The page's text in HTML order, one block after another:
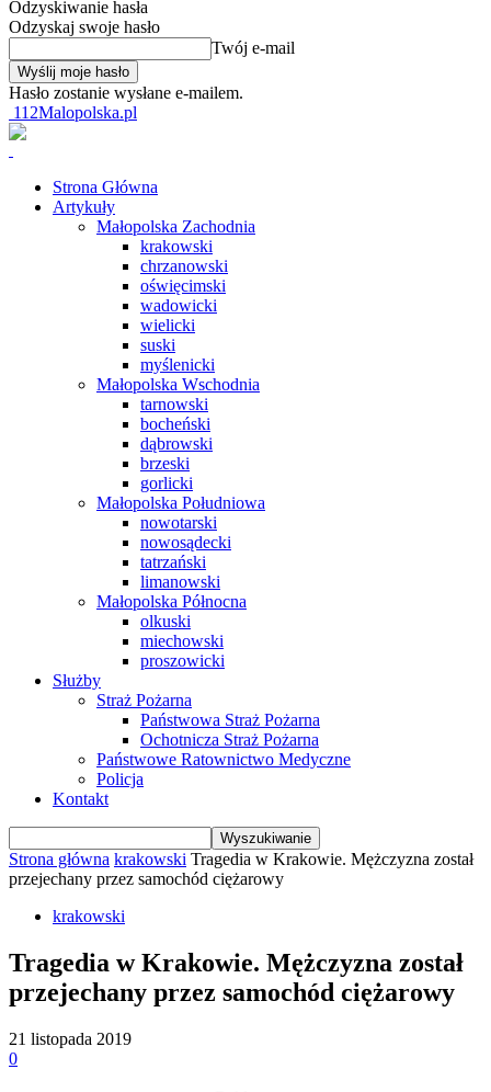
Odzyskiwanie hasła
Odzyskaj swoje hasło
Twój e-mail
Hasło zostanie wysłane e-mailem.
112Malopolska.pl
Strona Główna
Artykuły
Małopolska Zachodnia
krakowski
chrzanowski
oświęcimski
wadowicki
wielicki
suski
myślenicki
Małopolska Wschodnia
tarnowski
bocheński
dąbrowski
brzeski
gorlicki
Małopolska Południowa
nowotarski
nowosądecki
tatrzański
limanowski
Małopolska Północna
olkuski
miechowski
proszowicki
Służby
Straż Pożarna
Państwowa Straż Pożarna
Ochotnicza Straż Pożarna
Państwowe Ratownictwo Medyczne
Policja
Kontakt
Strona główna krakowski Tragedia w Krakowie. Mężczyzna został
przejechany przez samochód ciężarowy
krakowski
Tragedia w Krakowie. Mężczyzna został
przejechany przez samochód ciężarowy
21 listopada 2019
0